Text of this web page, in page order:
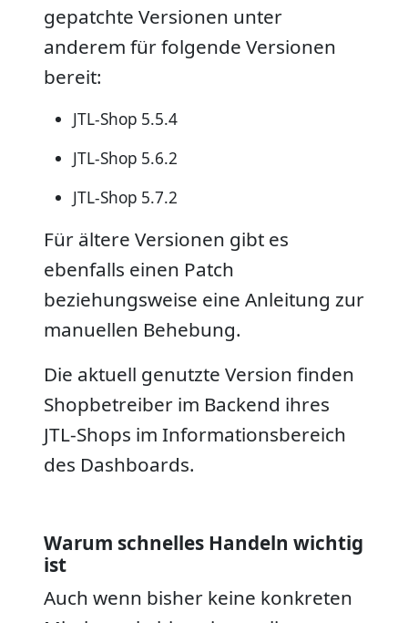
gepatchte Versionen unter
anderem für folgende Versionen
bereit:
JTL-Shop 5.5.4
JTL-Shop 5.6.2
JTL-Shop 5.7.2
Für ältere Versionen gibt es
ebenfalls einen Patch
beziehungsweise eine Anleitung zur
manuellen Behebung.
Die aktuell genutzte Version finden
Shopbetreiber im Backend ihres
JTL-Shops im Informationsbereich
des Dashboards.
Warum schnelles Handeln wichtig
ist
Auch wenn bisher keine konkreten